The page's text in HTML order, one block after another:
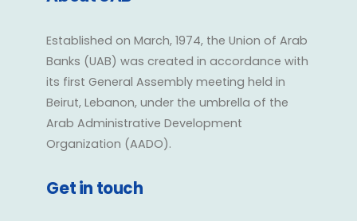
Established on March, 1974, the Union of Arab
Banks (UAB) was created in accordance with
its first General Assembly meeting held in
Beirut, Lebanon, under the umbrella of the
Arab Administrative Development
Organization (AADO).
Get in touch